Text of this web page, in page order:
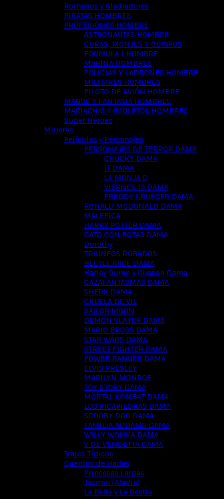
Romanos y Gladiadores
PIRATAS HOMBRES
PROFESIONES HOMBRE
ASTRONAUTAS HOMBRE
CURAS, MONJES Y OBISPOS
FORMULA 1 HOMBRE
MARINA HOMBRES
POLICIAS Y LADRONES HOMBRE
MILITARES HOMBRES
PILOTO DE AVIÓN HOMBRE
MAGOS Y FANTASIA HOMBRES
MARIACHIS Y ESQLETOS HOMBRES
Super Héroes
Mujeres
Películas y Personajes
PERSONAJES DE TERROR DAMA
CHUCKY DAMA
IT DAMA
LA MONJA D
VIERNES 13 DAMA
FREDDY KRUEGER DAMA
RONALD MCDONALD DAMA
MALEFICA
HARRY POTTER DAMA
GATO CON BOTAS DAMA
Dorothy
TRIUNFOS ROBADOS
BEETLEJUICE DAMA
Harley Quinn y Guason Dama
CAZAFANTASMAS DAMA
SHERK DAMA
CRUELA DE VIL
SAILOR MOON
DEMON SLAYER DAMA
MARIO BROSS DAMA
STAR WARS DAMA
STREET FIGHTER DAMA
POWER RANGER DAMA
ELVIS PRESLEY
MARILYN MONROE
TOY STORY DAMA
MORTAL KOMBAT DAMA
LOS PICAPIEDRAS DAMA
SCOOBY DOO DAMA
FAMILIA ADDAMS DAMA
WILLY WONKA DAMA
V DE VENDETTA DAMA
Trajes Típicos
Cuentos de Hadas
Princesas Largas
Jazmin (Aladin)
La Bella y La Bestia